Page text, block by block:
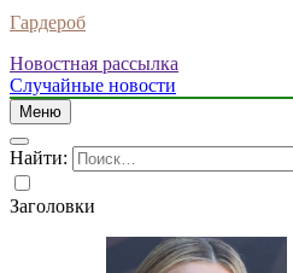
Гардероб
Новостная рассылка
Случайные новости
Меню
Найти:
Заголовки